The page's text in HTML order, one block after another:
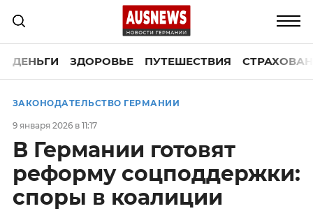
ДЕНЬГИ ЗДОРОВЬЕ ПУТЕШЕСТВИЯ
ЗАКОНОДАТЕЛЬСТВО ГЕРМАНИИ
9 января 2026 в 11:17
В Германии готовят
реформу соцподдержки:
споры в коалиции